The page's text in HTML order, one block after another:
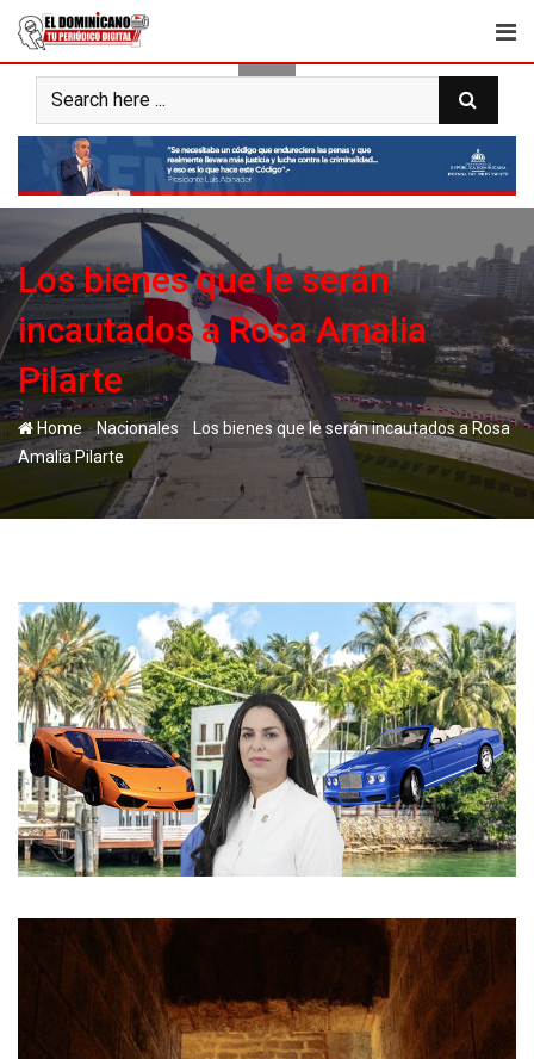
Skip
content
Los bienes que le serán
incautados a Rosa Amalia
Pilarte
Home-Nacionales
Los bienes que le serán incautados a Rosa
Amalia Pilarte